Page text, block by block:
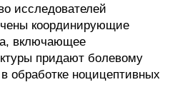
исследователей
координирующие
включающее
придают болевому
обработке ноцицептивных